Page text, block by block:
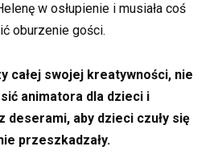
w osłupienie i musiała coś
oburzenie gości.
całej swojej kreatywności, nie
animatora dla dzieci i
deserami, aby dzieci czuły się
przeszkadzały.